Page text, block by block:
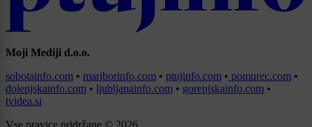
Moji Mediji d.o.o.
sobotainfo.com • mariborinfo.com • ptujinfo.com • pomurec.com •
dolenjskainfo.com • ljubljanainfo.com • gorenjskainfo.com •
tvidea.si
Vse pravice pridržane © 2026